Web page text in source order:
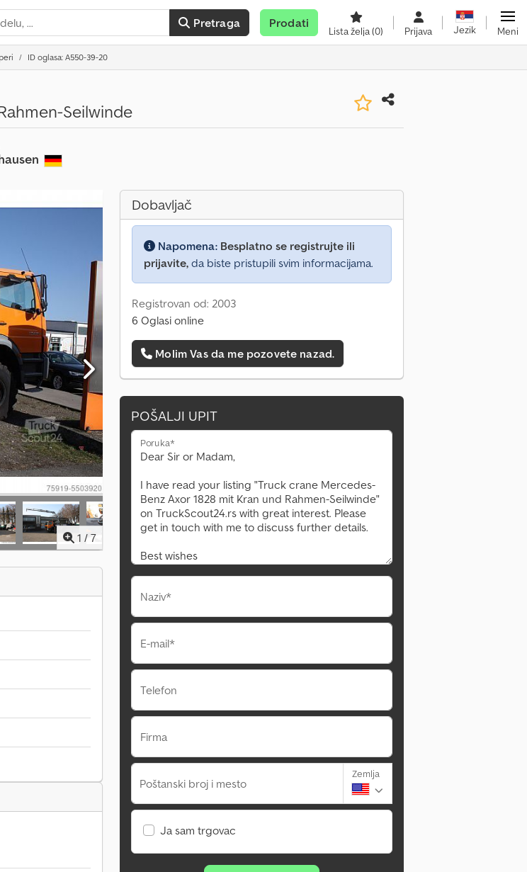
Pretraga Prodati
Lista želja(0) Prijava Jezik Meni
ID oglasa: A550-39-20
Seilwinde
1 / 7
Dobavljač
Napomena: Besplatno se registrujte ili
prijavite, da biste pristupili svim informacijama.
Registrovan od: 2003
6 Oglasi online
Molim Vas da me pozovete nazad.
POŠALJI UPIT
Poruka*
Naziv*
E-mail*
Telefon
Firma
Poštanski broj i mesto
Zemlja
Ja sam trgovac